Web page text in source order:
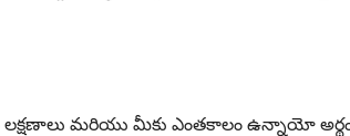
మరియు మీకు ఎంతకాలం ఉన్నాయో అర్థం